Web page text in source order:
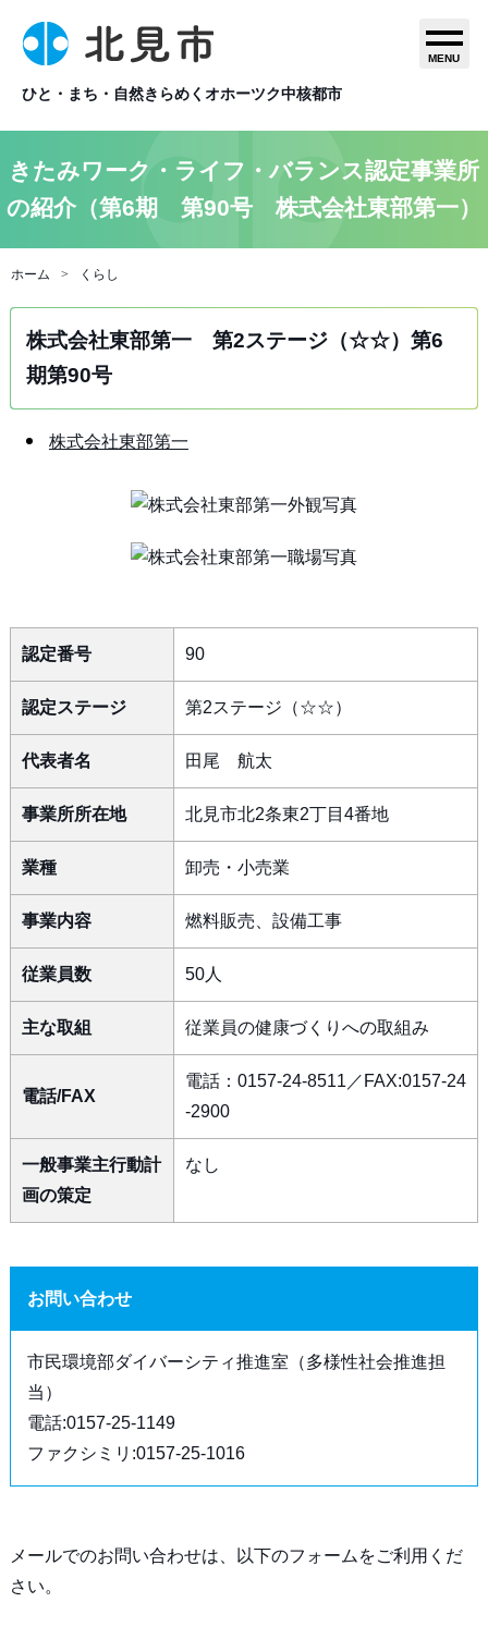
ひと・まち・自然きらめくオホーツク中核都市
MENU
きたみワーク・ライフ・バランス認定事業所
の紹介（第6期 第90号 株式会社東部第一）
ホーム くらし
株式会社東部第一 第2ステージ（☆☆）第6
期第90号
株式会社東部第一
認定番号 90
認定ステージ 第2ステージ（☆☆）
代表者名 田尾 航太
事業所所在地 北見市北2条東2丁目4番地
業種 卸売・小売業
事業内容 燃料販売、設備工事
従業員数 50人
主な取組 従業員の健康づくりへの取組み
電話/FAX
電話：0157-24-8511／FAX:0157-24
-2900
一般事業主行動計
画の策定
なし
お問い合わせ
市民環境部ダイバーシティ推進室（多様性社会推進担
当）
電話:0157-25-1149
ファクシミリ:0157-25-1016
メールでのお問い合わせは、以下のフォームをご利用くだ
さい。